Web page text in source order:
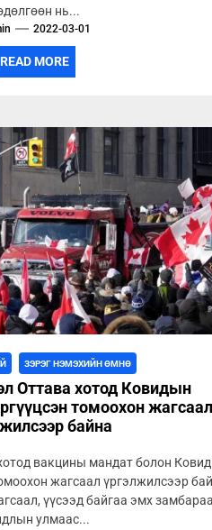
нь...
2022-03-01
READ MORE
ЗЭРЭГ НЭМЭХИЙН ӨМНӨ
Оттава хотод Ковидын
томоохон жагсаал
байна
вакцины мандат болон
жагсаал үргэлжилсээр
үүсээд байгаа эмх
улмаас...